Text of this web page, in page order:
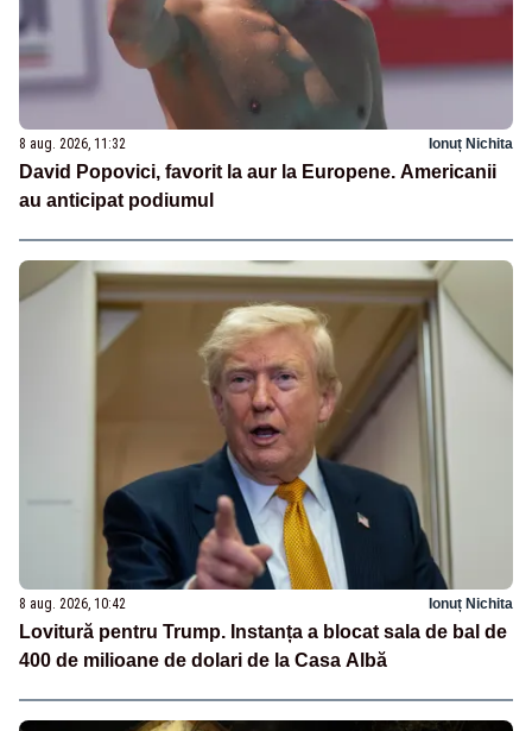
8 aug. 2026, 11:32 Ionuț Nichita
David Popovici, favorit la aur la Europene. Americanii
au anticipat podiumul
8 aug. 2026, 10:42 Ionuț Nichita
Lovitură pentru Trump. Instanța a blocat sala de bal de
400 de milioane de dolari de la Casa Albă